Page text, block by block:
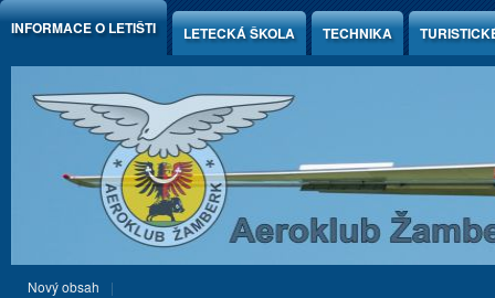
Jump to Content
INFORMACE O LETIŠTI LETECKÁ ŠKOLA TECHNIKA
Nový obsah